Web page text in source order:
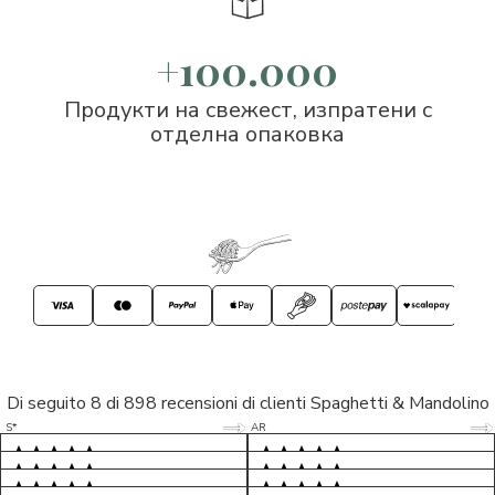
+100.000
Продукти на свежест, изпратени с
отделна опаковка
Di seguito 8 di 898 recensioni di clienti Spaghetti & Mandolino
S* 5/5
Tutto ok. Consegna celere , pacco
LP 5/5
M* 5/5
MC 5/5
AR 5/5
esperienza sicuramente positiva,
D* 5/5
S* 5/5